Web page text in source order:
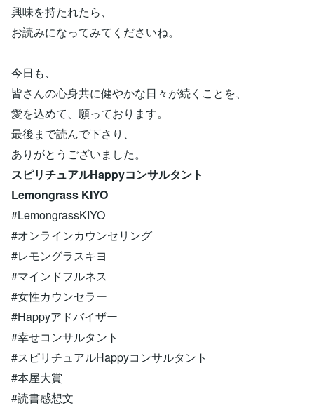
興味を持たれたら、
お読みになってみてくださいね。
今日も、
皆さんの心身共に健やかな日々が続くことを、
愛を込めて、願っております。
最後まで読んで下さり、
ありがとうございました。
スピリチュアルHappyコンサルタント
Lemongrass KIYO
#LemongrassKIYO
#オンラインカウンセリング
#レモングラスキヨ
#マインドフルネス
#女性カウンセラー
#Happyアドバイザー
#幸せコンサルタント
#スピリチュアルHappyコンサルタント
#本屋大賞
#読書感想文